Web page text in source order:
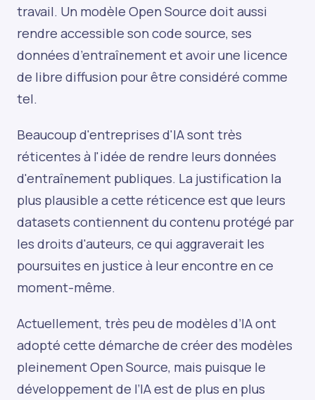
travail. Un modèle Open Source doit aussi
rendre accessible son code source, ses
données d’entraînement et avoir une licence
de libre diffusion pour être considéré comme
tel.
Beaucoup d'entreprises d'IA sont très
réticentes à l'idée de rendre leurs données
d'entraînement publiques. La justification la
plus plausible a cette réticence est que leurs
datasets contiennent du contenu protégé par
les droits d'auteurs, ce qui aggraverait les
poursuites en justice à leur encontre en ce
moment-même.
Actuellement, très peu de modèles d’IA ont
adopté cette démarche de créer des modèles
pleinement Open Source, mais puisque le
développement de l’IA est de plus en plus